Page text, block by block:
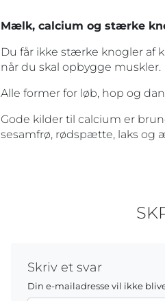
Mælk, calcium og stærke
Du får ikke stærke knogler af
når du skal opbygge muskler.
Alle former for løb, hop og
Gode kilder til calcium er
sesamfrø, rødspætte, laks og
Skriv et svar
Din e-mailadresse vil ikke